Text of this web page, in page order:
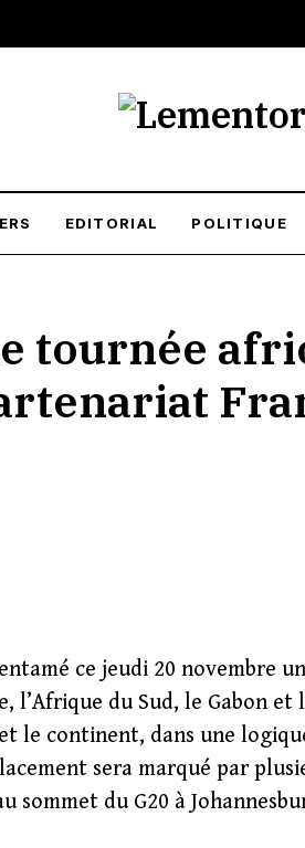
EDITORIAL POLITIQUE
tournée
ce jeudi 20 novembre
l’Afrique du Sud, le Gabon
le continent, dans une
sera marqué par
sommet du G20 à